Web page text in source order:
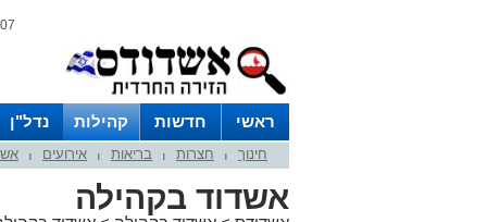
07 אוגוסט 2026 / 23:26
ראשי חדשות קהילות נדל"ן
חינוך חצרות בריאות אירועים
אשדוד בקהילה